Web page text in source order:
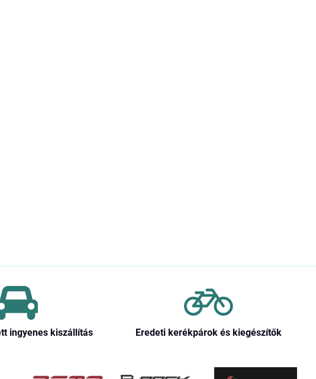
ingyenes kiszállítás Eredeti kerékpárok és kiegészítők